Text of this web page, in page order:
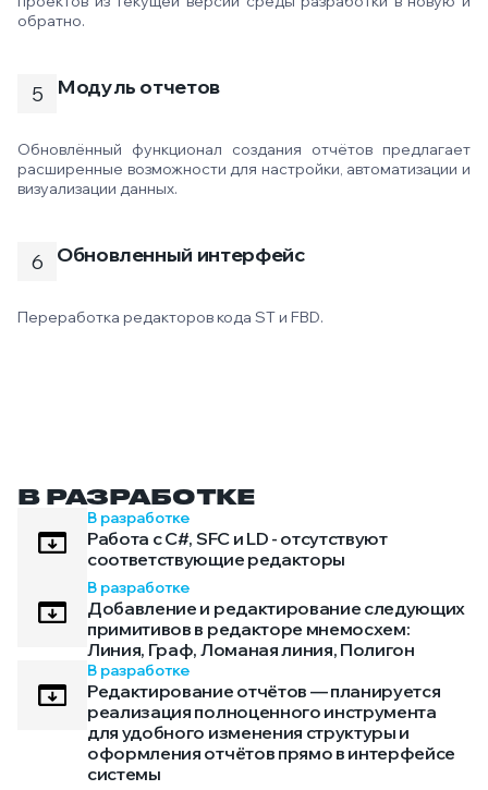
обратно.
Модуль отчетов
Обновлённый функционал создания отчётов предлагает
расширенные возможности для настройки, автоматизации и
визуализации данных.
Обновленный интерфейс
Переработка редакторов кода ST и FBD.
В РАЗРАБОТКЕ
В разработке
Работа с C#, SFC и LD - отсутствуют
соответствующие редакторы
В разработке
Добавление и редактирование следующих
примитивов в редакторе мнемосхем:
Линия, Граф, Ломаная линия, Полигон
В разработке
Редактирование отчётов — планируется
реализация полноценного инструмента
для удобного изменения структуры и
оформления отчётов прямо в интерфейсе
системы